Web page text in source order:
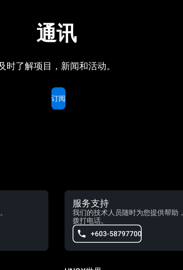
通讯
时了解项目，新闻和活动。
订阅
服务支持
我们的技术人员随时为您提供帮助
拨打电话。
+603-58797700